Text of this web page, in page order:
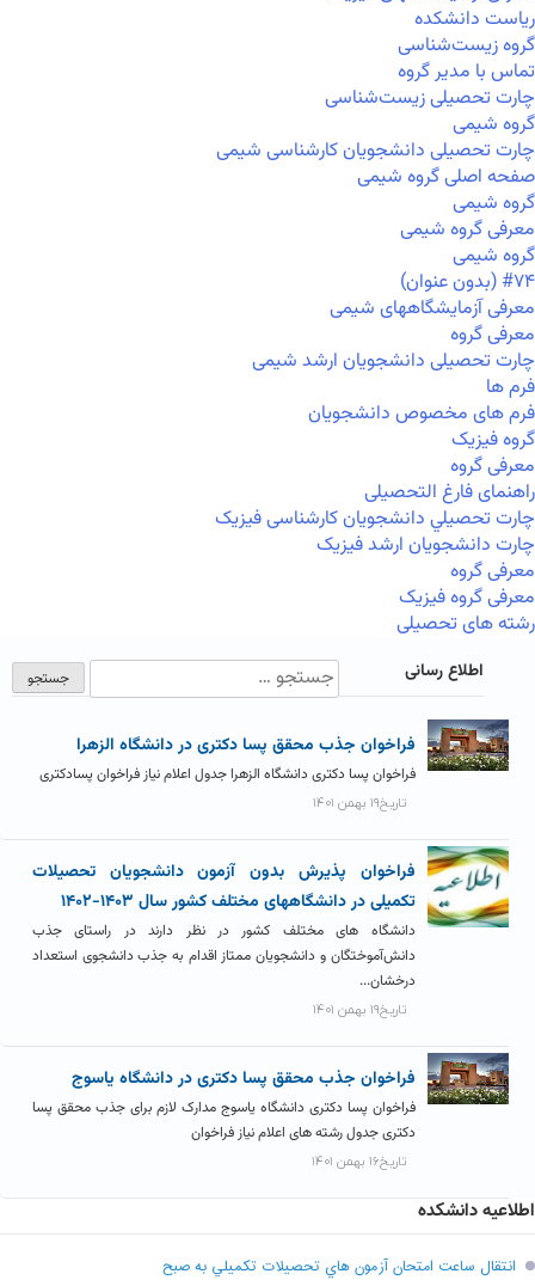
ریاست دانشکده
گروه زیست‌شناسی
تماس با مدیر گروه
چارت تحصیلی زیست‌شناسی
گروه شیمی
چارت تحصیلی دانشجویان کارشناسی شیمی
صفحه اصلی گروه شیمی
گروه شیمی
معرفی گروه شیمی
گروه شیمی
#۷۴ (بدون عنوان)
معرفی آزمایشگاههای شیمی
معرفی گروه
چارت تحصیلی دانشجویان ارشد شیمی
فرم ها
فرم های مخصوص دانشجویان
گروه فیزیک
معرفی گروه
راهنمای فارغ التحصیلی
چارت تحصيلي دانشجویان کارشناسی فیزیک
چارت دانشجویان ارشد فیزیک
معرفی گروه
معرفی گروه فیزیک
رشته های تحصیلی
اطلاع رسانی
فراخوان جذب محقق پسا دکتری در دانشگاه الزهرا
فراخوان پسا دکتری دانشگاه الزهرا جدول اعلام نیاز فراخوان پسادکتری
تاریخ۱۹ بهمن ۱۴۰۱
فراخوان پذیرش بدون آزمون دانشجویان تحصیلات
تکمیلی در دانشگاههای مختلف کشور سال ۱۴۰۳-۱۴۰۲
دانشگاه های مختلف کشور در نظر دارند در راستای جذب
دانش‌آموختگان و دانشجویان ممتاز اقدام به جذب دانشجوی استعداد
درخشان...
تاریخ۱۹ بهمن ۱۴۰۱
فراخوان جذب محقق پسا دکتری در دانشگاه یاسوج
فراخوان پسا دکتری دانشگاه یاسوج مدارک لازم برای جذب محقق پسا
دکتری جدول رشته های اعلام نیاز فراخوان
تاریخ۱۶ بهمن ۱۴۰۱
اطلاعیه دانشکده
انتقال ساعت امتحان آزمون هاي تحصيلات تکميلي به صبح